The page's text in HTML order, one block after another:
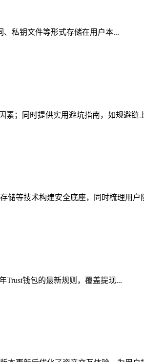
、私钥文件等形式存储在用户本...
素；同时提供实用避坑指南，如规避链
储等技术构建安全底座，同时梳理用户
Trust钱包的最新规则，覆盖提现...